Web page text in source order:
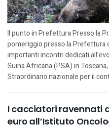
Il punto in Prefettura Presso la
pomeriggio presso la Prefettura
importanti incontri dedicati
Suina Africana (PSA) in
Straordinario nazionale per il
I cacciatori ravennati
euro all’Istituto